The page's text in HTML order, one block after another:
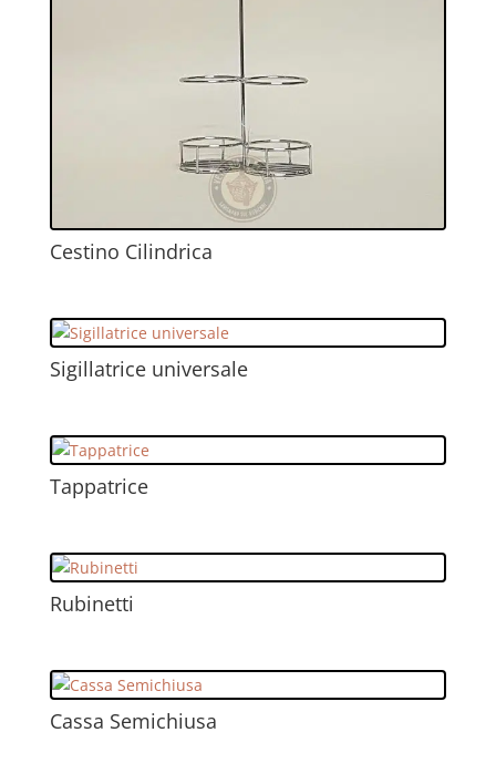
Cestino Cilindrica
Sigillatrice universale
Tappatrice
Rubinetti
Cassa Semichiusa